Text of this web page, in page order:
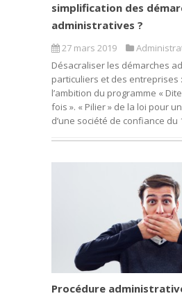
simplification des
administratives ?
27 mars 2019
Désacraliser les démarches
particuliers et des entreprises
l’ambition du programme «
fois ». « Pilier » de la loi pour
d’une société de confiance du
Procédure